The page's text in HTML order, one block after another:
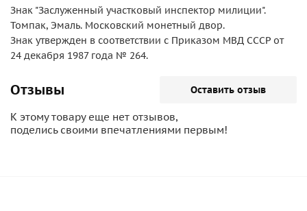
Знак "Заслуженный участковый инспектор милиции".
Томпак, Эмаль. Московский монетный двор.
Знак утвержден в соответствии с Приказом МВД СССР от
24 декабря 1987 года № 264.
Отзывы Оставить отзыв
К этому товару еще нет отзывов,
поделись своими впечатлениями первым!